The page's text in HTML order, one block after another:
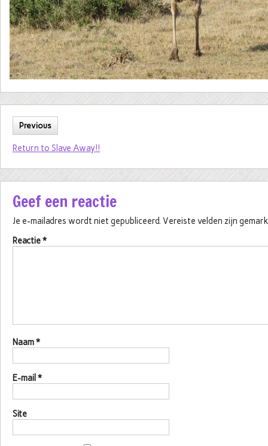
Previous
Return to Slave Away!!
Geef een reactie
Je e-mailadres wordt niet gepubliceerd. Vereiste velden zijn
Reactie*
Naam*
E-mail *
Site